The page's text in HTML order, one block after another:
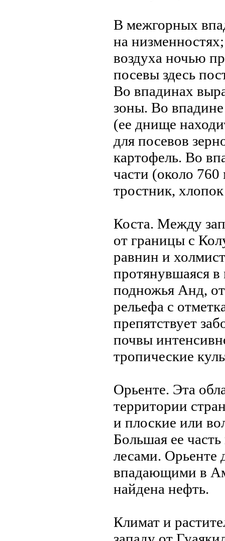
В межгорных
на
воздуха ночью
посевы здесь
Во впадинах
зоны. Во
(ее днище
для посевов
картофель. Во
части (около
тростник,
Коста. Между
от границы с
равнин и
протянувшаяся
подножья Анд,
рельефа с
препятствует
почвы
тропические
Орьенте. Эта
территории
и плоские или
Бoльшая ее
лесами. Орьенте
впадающими в
найдена нeфть.
Климат и